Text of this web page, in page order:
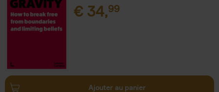
€ 34,99
Ajouter au panier